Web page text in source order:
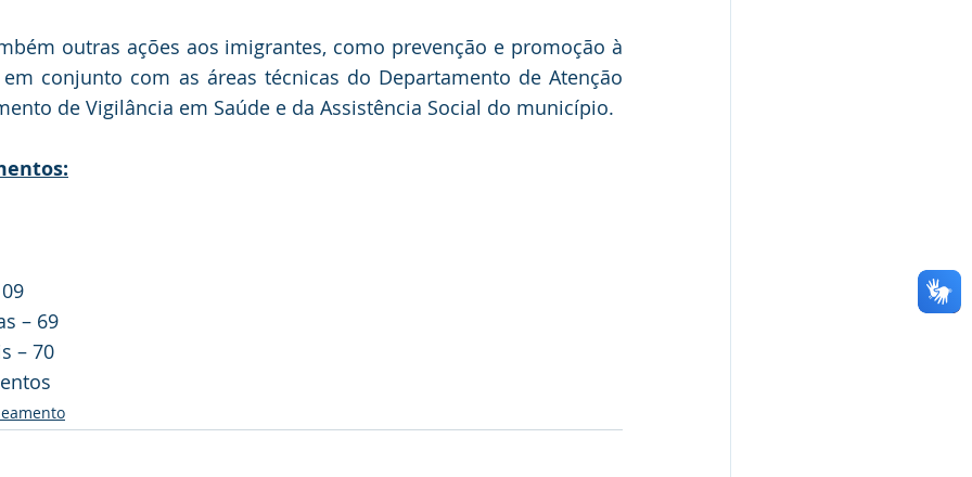
outras ações aos imigrantes, como prevenção e promoção à
conjunto com as áreas técnicas do Departamento de Atenção
de Vigilância em Saúde e da Assistência Social do município.
– 69
– 70